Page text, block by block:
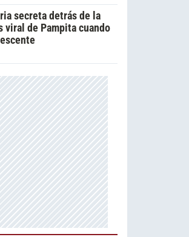
secreta detrás de la
viral de Pampita cuando